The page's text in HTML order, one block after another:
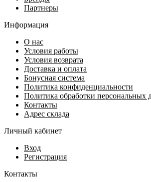
Партнеры
Информация
О нас
Условия работы
Условия возврата
Доставка и оплата
Бонусная система
Политика конфиденциальности
Политика обработки персональных
Контакты
Адрес склада
Личный кабинет
Вход
Регистрация
Контакты